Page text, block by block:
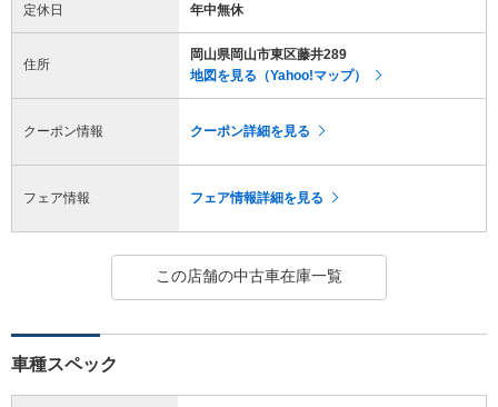
定休日 年中無休
住所
岡山県岡山市東区藤井289
地図を見る（Yahoo!マップ）
クーポン情報 クーポン詳細を見る
フェア情報 フェア情報詳細を見る
この店舗の中古車在庫一覧
車種スペック